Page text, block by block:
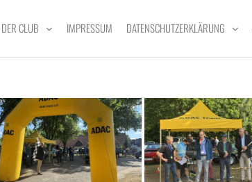
DER CLUB IMPRESSUM DATENSCHUTZERKLÄRUNG